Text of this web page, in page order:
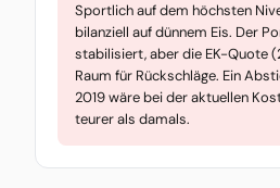
Sportlich auf dem höchsten
bilanziell auf dünnem Eis. Der
stabilisiert, aber die EK-Quote
Raum für Rückschläge. Ein
2019 wäre bei der aktuellen
teurer als damals.